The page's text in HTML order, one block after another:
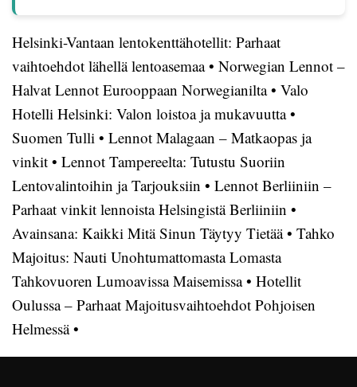
Helsinki-Vantaan lentokenttähotellit: Parhaat
vaihtoehdot lähellä lentoasemaa• Norwegian Lennot –
Halvat Lennot Eurooppaan Norwegianilta• Valo
Hotelli Helsinki: Valon loistoa ja mukavuutta•
Suomen Tulli • Lennot Malagaan – Matkaopas ja
vinkit • Lennot Tampereelta: Tutustu Suoriin
Lentovalintoihin ja Tarjouksiin • Lennot Berliiniin –
Parhaat vinkit lennoista Helsingistä Berliiniin •
Avainsana: Kaikki Mitä Sinun Täytyy Tietää• Tahko
Majoitus: Nauti Unohtumattomasta Lomasta
Tahkovuoren Lumoavissa Maisemissa• Hotellit
Oulussa – Parhaat Majoitusvaihtoehdot Pohjoisen
Helmessä•